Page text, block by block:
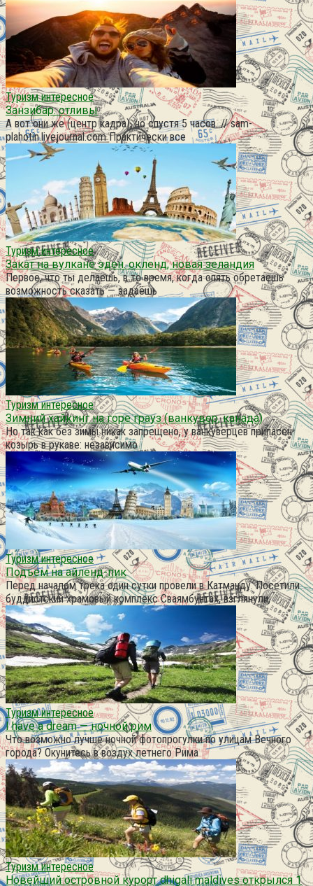
Туризм интересное
Занзибар. отливы
А вот они же (центр кадра), но спустя 5 часов. // sam-
plahotin.livejournal.com Практически все
Туризм интересное
Закат на вулкане эден. окленд, новая зеландия
Первое, что ты делаешь, в то время, когда опять обретаешь
возможность сказать — задаёшь
Туризм интересное
Зимний хайкинг на горе грауз (ванкувер, канада)
Но так как без зимы никак запрещено, у ванкуверцев припасен
козырь в рукаве: независимо
Туризм интересное
Подъем на айленд-пик
Перед началом трека один сутки провели в Катманду. Посетили
буддистский храмовый комплекс Сваямбунтах, взглянули,
Туризм интересное
I have a dream — ночной рим
Что возможно лучше ночной фотопрогулки по улицам Вечного
города? Окунитесь в воздух летнего Рима
Туризм интересное
Новейший островной курорт dhigali maldives открылся 1